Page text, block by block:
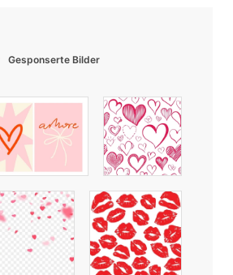
Gesponserte Bilder